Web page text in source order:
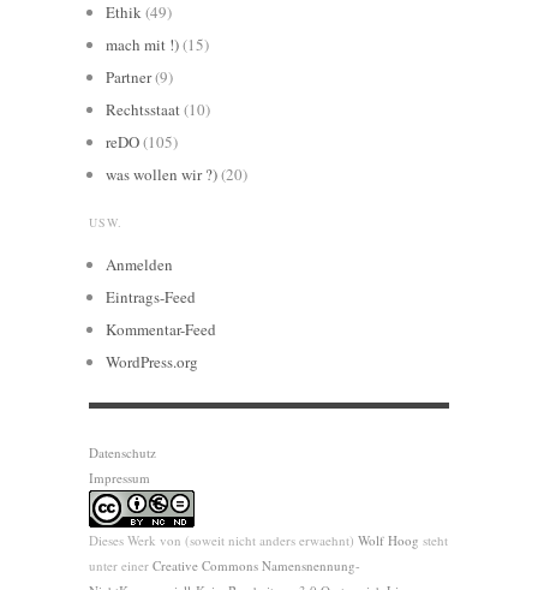
Ethik(49)
mach mit !)(15)
Partner(9)
Rechtsstaat(10)
reDO(105)
was wollen wir ?)(20)
USW.
Anmelden
Eintrags-Feed
Kommentar-Feed
WordPress.org
Datenschutz
Impressum
Dieses Werk von (soweit nicht anders erwaehnt) Wolf Hoog steht
unter einer Creative Commons Namensnennung-